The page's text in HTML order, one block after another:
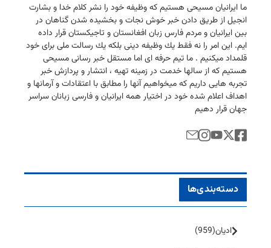
ما ایرانیان مسیحی هستیم كه وظیفه خود را نشر كلام خدا و بشارت
انجیل از طریق دادن خبر خوش نجات و بخشیده شدن گناهان در
بین ایرانیان و مردم فارس زبان افغانستان و تاجیكستان قرار داده
ایم. این امر را نه فقط یك وظیفه دینی بلكه یك رسالت ملی برای خود
قلمداد میكنیم . ما تیم حرفه ای اما مستقل خبر رسانی مسیحی
هستیم كه از سالها خدمت در زمینه تهیه ، انتشار و پردازش خبر
تجربه هایی داریم كه میخواهیم آنها را مطابق با اعتقادات و آرمانها و
اهداف اعلام شده خود در اختیار همه ایرانیان و فارسی زبانان سراسر
جهان قرار دهیم
دسته‌بندی‌ها
ادیان(959)